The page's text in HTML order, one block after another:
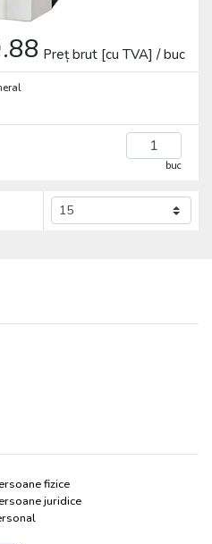
Preț brut [cu TVA] / buc
buc
fizice
juridice